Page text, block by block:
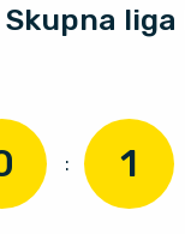
liga
: 1